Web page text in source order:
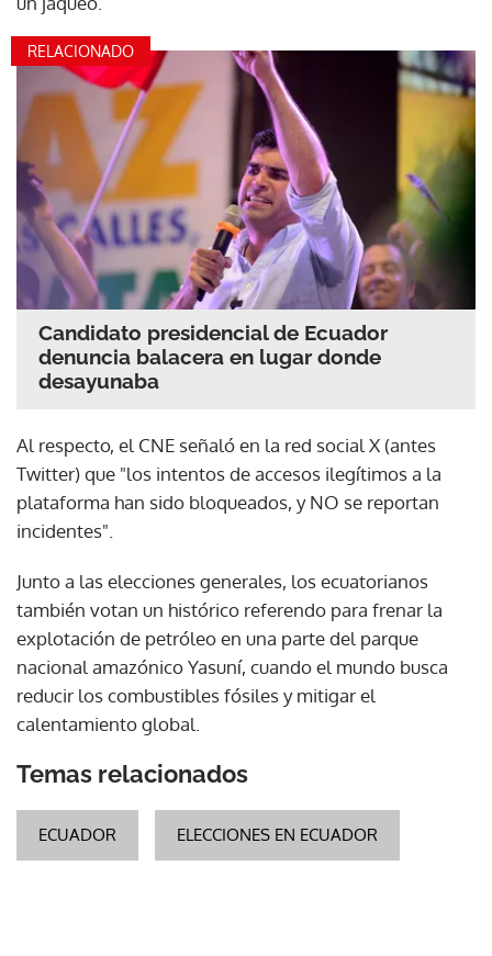
RELACIONADO
Candidato presidencial de Ecuador
denuncia balacera en lugar donde
desayunaba
Al respecto, el CNE señaló en la red social X (antes
Twitter) que "los intentos de accesos ilegítimos a la
plataforma han sido bloqueados, y NO se reportan
incidentes".
Junto a las elecciones generales, los ecuatorianos
también votan un histórico referendo para frenar la
explotación de petróleo en una parte del parque
nacional amazónico Yasuní, cuando el mundo busca
reducir los combustibles fósiles y mitigar el
calentamiento global.
Temas relacionados
ECUADOR ELECCIONES EN ECUADOR